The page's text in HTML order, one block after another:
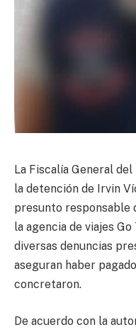
La Fiscalía General
la detención de Irvin
presunto responsable
la agencia de viajes
diversas denuncias
aseguran haber
concretaron.
De acuerdo con la